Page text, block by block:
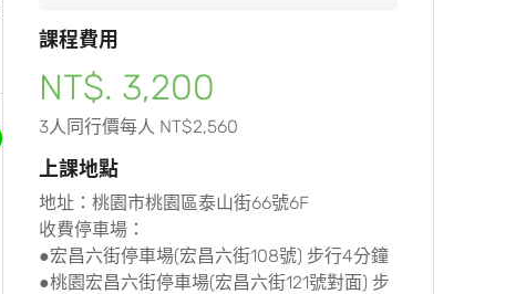
課程費用
NT$. 3,200
3人同行價每人 NT$2,560
上課地點
地址：桃園市桃園區泰山街66號6F
收費停車場：
●宏昌六街停車場(宏昌六街108號) 步行4分鐘
●桃園宏昌六街停車場(宏昌六街121號對面) 步